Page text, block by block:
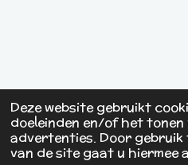
Deze website gebruikt
doeleinden en/of het tonen
advertenties. Door gebruik
van de site gaat u hiermee